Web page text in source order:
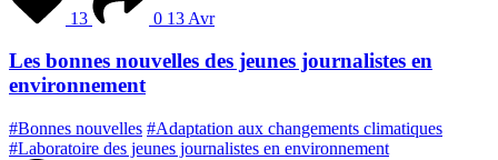
13 0 13 Avr
Les bonnes nouvelles des jeunes journalistes en
environnement
#Bonnes nouvelles #Adaptation aux changements climatiques
#Laboratoire des jeunes journalistes en environnement